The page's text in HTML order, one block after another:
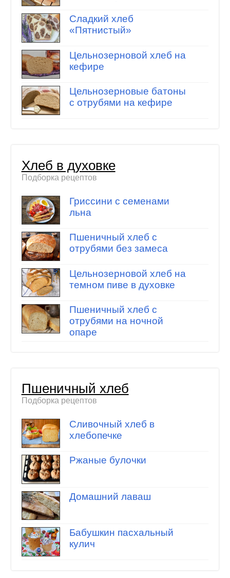
Сладкий хлеб
«Пятнистый»
Цельнозерновой хлеб на
кефире
Цельнозерновые батоны
с отрубями на кефире
Хлеб в духовке
Подборка рецептов
Гриссини с семенами
льна
Пшеничный хлеб с
отрубями без замеса
Цельнозерновой хлеб на
темном пиве в духовке
Пшеничный хлеб с
отрубями на ночной
опаре
Пшеничный хлеб
Подборка рецептов
Сливочный хлеб в
хлебопечке
Ржаные булочки
Домашний лаваш
Бабушкин пасхальный
кулич